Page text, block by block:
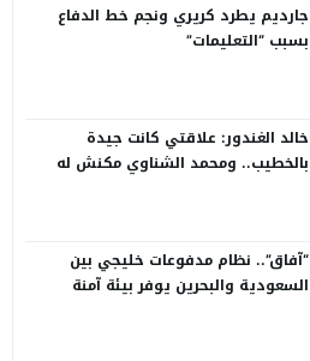
جارديم يطرد كريري ونجم خط الدفاع
بسبب “التعليمات”
خالد الغندور: علاقتي كانت جيدة
بالخطيب.. ومحمد الشناوي مكنش له
“آفاق”.. نظام مدفوعات خليجي بين
السعودية والبحرين يوفر بيئة آمنة